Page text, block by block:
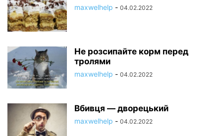
maxwelhelp - 04.02.2022
Не розсипайте корм перед
тролями
maxwelhelp - 04.02.2022
Вбивця — дворецький
maxwelhelp - 04.02.2022